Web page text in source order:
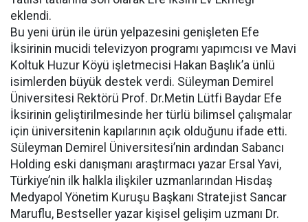
eklendi.
Bu yeni ürün ile ürün yelpazesini genişleten Efe
İksirinin mucidi televizyon programı yapımcısı ve Mavi
Koltuk Huzur Köyü işletmecisi Hakan Başlık’a ünlü
isimlerden büyük destek verdi. Süleyman Demirel
Üniversitesi Rektörü Prof. Dr.Metin Lütfi Baydar Efe
İksirinin geliştirilmesinde her türlü bilimsel çalışmalar
için üniversitenin kapılarının açık olduğunu ifade etti.
Süleyman Demirel Üniversitesi’nin ardından Sabancı
Holding eski danışmanı araştırmacı yazar Ersal Yavi,
Türkiye’nin ilk halkla ilişkiler uzmanlarından Hisdaş
Medyapol Yönetim Kuruşu Başkanı Stratejist Sancar
Maruflu, Bestseller yazar kişisel gelişim uzmanı Dr.